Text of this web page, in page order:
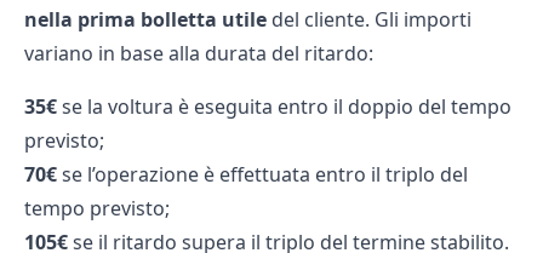
nella prima bolletta utile del cliente. Gli importi
variano in base alla durata del ritardo:
35€se la voltura è eseguita entro il doppio del tempo
previsto;
70€se l’operazione è effettuata entro il triplo del
tempo previsto;
105€se il ritardo supera il triplo del termine stabilito.